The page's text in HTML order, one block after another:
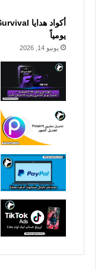
يومياً
يونيو 14, 2026